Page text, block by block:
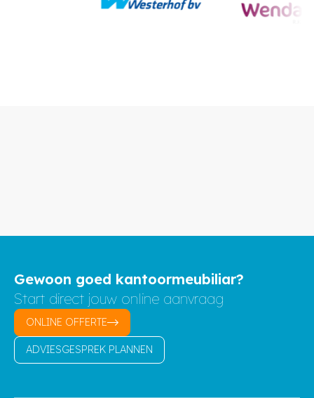
Gewoon goed kantoormeubiliar?
Start direct jouw online aanvraag
ONLINE OFFERTE
ADVIESGESPREK PLANNEN